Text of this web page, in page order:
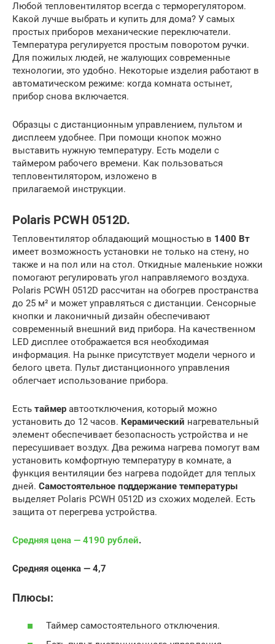
Любой тепловентилятор всегда с терморегулятором.
Какой лучше выбрать и купить для дома? У самых
простых приборов механические переключатели.
Температура регулируется простым поворотом ручки.
Для пожилых людей, не жалующих современные
технологии, это удобно. Некоторые изделия работают в
автоматическом режиме: когда комната остынет,
прибор снова включается.
Образцы с дистанционным управлением, пультом и
дисплеем удобнее. При помощи кнопок можно
выставить нужную температуру. Есть модели с
таймером рабочего времени. Как пользоваться
тепловентилятором, изложено в
прилагаемой инструкции.
Polaris PCWH 0512D.
Тепловентилятор обладающий мощностью в 1400 Вт
имеет возможность установки не только на стену, но
также и на пол или на стол. Откидные маленькие ножки
помогают регулировать угол направляемого воздуха.
Polaris PCWH 0512D рассчитан на обогрев пространства
до 25 м² и может управляться с дистанции. Сенсорные
кнопки и лаконичный дизайн обеспечивают
современный внешний вид прибора. На качественном
LED дисплее отображается вся необходимая
информация. На рынке присутствует модели черного и
белого цвета. Пульт дистанционного управления
облегчает использование прибора.
Есть таймер автоотключения, который можно
установить до 12 часов. Керамический нагревательный
элемент обеспечивает безопасность устройства и не
пересушивает воздух. Два режима нагрева помогут вам
установить комфортную температуру в комнате, а
функция вентиляции без нагрева подойдет для теплых
дней. Самостоятельное поддержание температуры
выделяет Polaris PCWH 0512D из схожих моделей. Есть
защита от перегрева устройства.
Средняя цена — 4190 рублей.
Средняя оценка — 4,7
Плюсы:
Таймер самостоятельного отключения.